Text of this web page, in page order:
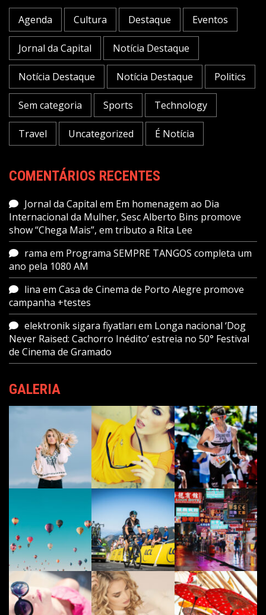
Agenda Cultura Destaque Eventos
Jornal da Capital Notícia Destaque
Notícia Destaque Notícia Destaque Politics
Sem categoria Sports Technology
Travel Uncategorized É Notícia
COMENTÁRIOS RECENTES
Jornal da Capital em Em homenagem ao Dia
Internacional da Mulher, Sesc Alberto Bins promove
show “Chega Mais”, em tributo a Rita Lee
rama em Programa SEMPRE TANGOS completa um
ano pela 1080 AM
lina em Casa de Cinema de Porto Alegre promove
campanha +testes
elektronik sigara fiyatları em Longa nacional ‘Dog
Never Raised: Cachorro Inédito’ estreia no 50° Festival
de Cinema de Gramado
GALERIA